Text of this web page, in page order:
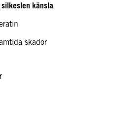
silkeslen känsla
skador